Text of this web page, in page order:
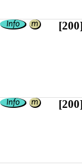
[200]
[200]